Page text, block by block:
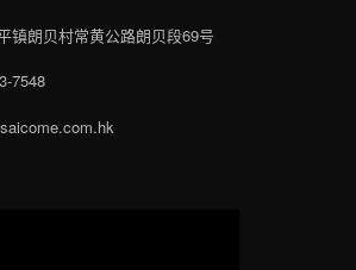
镇朗贝村常黄公路朗贝段69号
7548